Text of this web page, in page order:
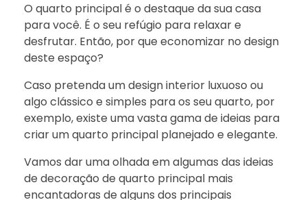
O quarto principal é o destaque da sua casa
para você. É o seu refúgio para relaxar e
desfrutar. Então, por que economizar no design
deste espaço?
Caso pretenda um design interior luxuoso ou
algo clássico e simples para os seu quarto, por
exemplo, existe uma vasta gama de ideias para
criar um quarto principal planejado e elegante.
Vamos dar uma olhada em algumas das ideias
de decoração de quarto principal mais
encantadoras de alguns dos principais